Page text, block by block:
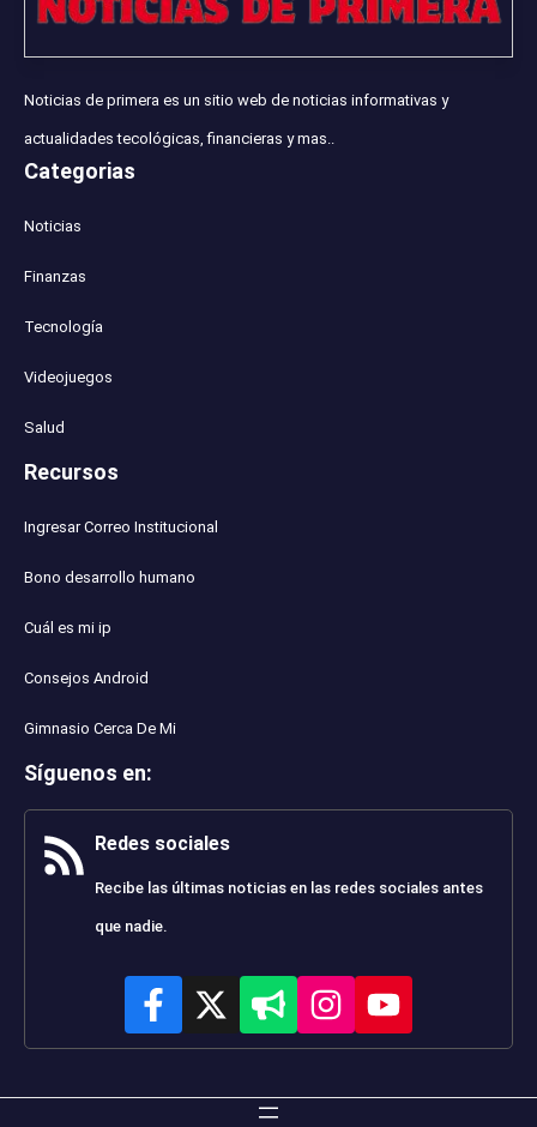
Noticias de primera es un sitio web de noticias informativas y
actualidades tecológicas, financieras y mas..
Categorias
Noticias
Finanzas
Tecnología
Videojuegos
Salud
Recursos
Ingresar Correo Institucional
Bono desarrollo humano
Cuál es mi ip
Consejos Android
Gimnasio Cerca De Mi
Síguenos en:
Redes sociales
Recibe las últimas noticias en las redes sociales antes
que nadie.